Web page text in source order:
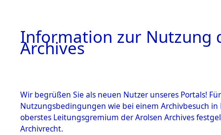
Information zur Nutzung
Archives
Wir begrüßen Sie als neuen Nutzer unseres Portals!
Nutzungsbedingungen wie bei einem Archivbesuch
oberstes Leitungsgremium der Arolsen Archives
Archivrecht.